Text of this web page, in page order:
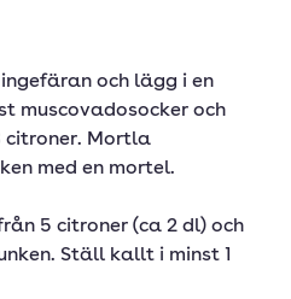
och lägg i en
muscovadosocker och
citroner. Mortla
med en mortel.
5 citroner (ca 2 dl) och
Ställ kallt i minst 1